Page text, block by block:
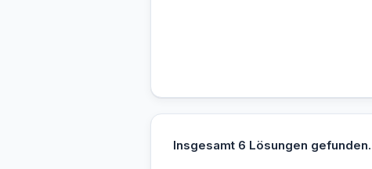
Insgesamt 6 Lösungen gefunden.